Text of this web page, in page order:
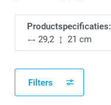
Productspecificaties:
29,2
21 cm
Filters